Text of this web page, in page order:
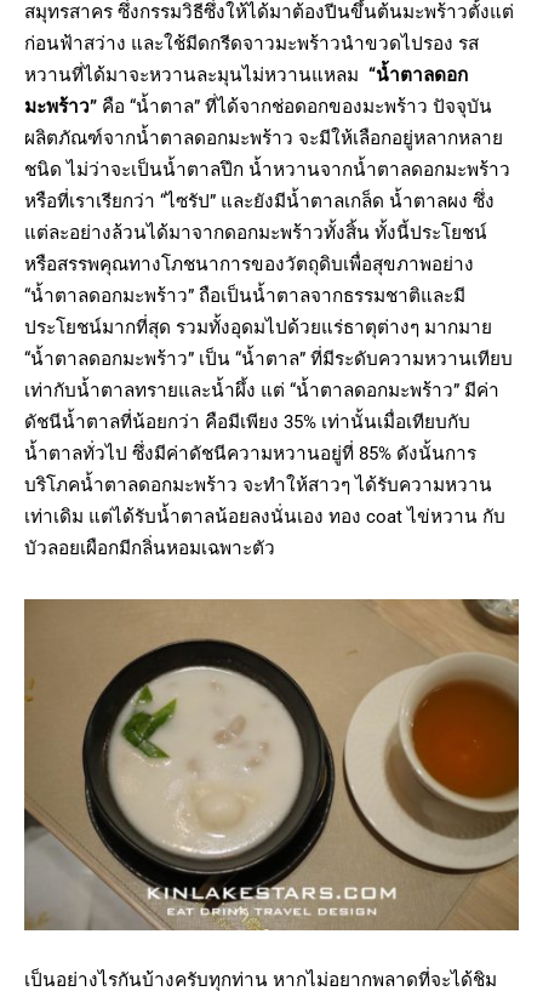
สมุทรสาคร ซึ่งกรรมวิธีซึ่งให้ได้มาต้องปีนขึ้นต้นมะพร้าวตั้งแต่
ก่อนฟ้าสว่าง และใช้มีดกรีดจาวมะพร้าวนำขวดไปรอง รส
หวานที่ได้มาจะหวานละมุนไม่หวานแหลม “น้ำตาลดอก
มะพร้าว” คือ “น้ำตาล” ที่ได้จากช่อดอกของมะพร้าว ปัจจุบัน
ผลิตภัณฑ์จากน้ำตาลดอกมะพร้าว จะมีให้เลือกอยู่หลากหลาย
ชนิด ไม่ว่าจะเป็นน้ำตาลปึก น้ำหวานจากน้ำตาลดอกมะพร้าว
หรือที่เราเรียกว่า “ไซรัป” และยังมีน้ำตาลเกล็ด น้ำตาลผง ซึ่ง
แต่ละอย่างล้วนได้มาจากดอกมะพร้าวทั้งสิ้น ทั้งนี้ประโยชน์
หรือสรรพคุณทางโภชนาการของวัตถุดิบเพื่อสุขภาพอย่าง
“น้ำตาลดอกมะพร้าว” ถือเป็นน้ำตาลจากธรรมชาติและมี
ประโยชน์มากที่สุด รวมทั้งอุดมไปด้วยแร่ธาตุต่างๆ มากมาย
“น้ำตาลดอกมะพร้าว” เป็น “น้ำตาล” ที่มีระดับความหวานเทียบ
เท่ากับน้ำตาลทรายและน้ำผึ้ง แต่ “น้ำตาลดอกมะพร้าว” มีค่า
ดัชนีน้ำตาลที่น้อยกว่า คือมีเพียง 35% เท่านั้นเมื่อเทียบกับ
น้ำตาลทั่วไป ซึ่งมีค่าดัชนีความหวานอยู่ที่ 85% ดังนั้นการ
บริโภคน้ำตาลดอกมะพร้าว จะทำให้สาวๆ ได้รับความหวาน
เท่าเดิม แต่ได้รับน้ำตาลน้อยลงนั่นเอง ทอง coat ไข่หวาน กับ
บัวลอยเผือกมีกลิ่นหอมเฉพาะตัว
เป็นอย่างไรกันบ้างครับทุกท่าน หากไม่อยากพลาดที่จะได้ชิม